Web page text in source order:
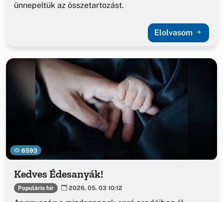
ünnepeltük az összetartozást.
Elolvasom
6593
Kedves Édesanyák!
Populáris hír 2026. 05. 03 10:12